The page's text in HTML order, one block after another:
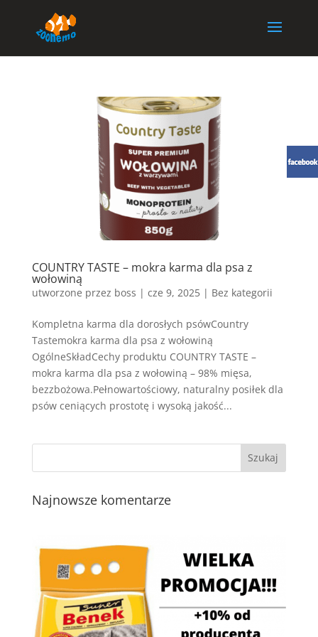
COUNTRY TASTE – mokra karma dla psa z
wołowiną
utworzone przez boss | cze 9, 2025| Bez kategorii
Kompletna karma dla dorosłych psówCountry
Tastemokra karma dla psa z wołowiną
OgólneSkładCechy produktu COUNTRY TASTE –
mokra karma dla psa z wołowiną – 98% mięsa,
bezzbożowa.Pełnowartościowy, naturalny posiłek dla
psów ceniących prostotę i wysoką jakość...
Najnowsze komentarze